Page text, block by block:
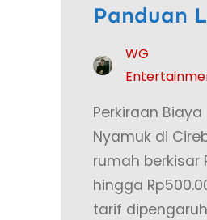
Panduan
WG
Perkiraan
Nyamuk di
rumah berkisar
hingga
tarif